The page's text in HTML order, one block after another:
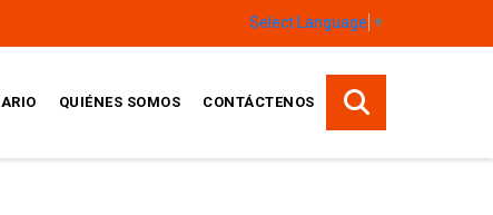
Select Language ▼
QUIÉNES SOMOS CONTÁCTENOS